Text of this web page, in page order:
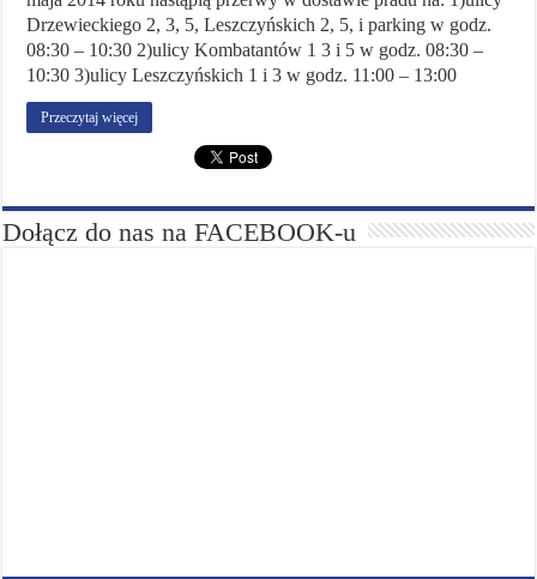
Drzewieckiego 2, 3, 5, Leszczyńskich 2, 5, i parking w godz.
08:30 – 10:30 2)ulicy Kombatantów 1 3 i 5 w godz. 08:30 –
10:30 3)ulicy Leszczyńskich 1 i 3 w godz. 11:00 – 13:00
Przeczytaj więcej
Dołącz do nas na FACEBOOK-u